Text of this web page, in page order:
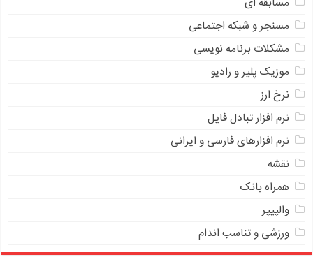
مسنجر و شبکه اجتماعی
مشکلات برنامه نویسی
موزیک پلیر و رادیو
نرخ ارز
ﻧﺮﻡ ﺍﻓﺰﺍﺭ ﺗﺒﺎﺩﻝ ﻓﺎﻳﻞ
نرم افزارهای فارسی و ایرانی
نقشه
همراه بانک
والپیپر
ورزشی و تناسب اندام